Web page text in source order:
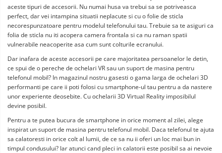
aceste tipuri de accesorii. Nu numai husa va trebui sa se potriveasca
perfect, dar vei intampina situatii neplacute si cu o folie de sticla
necorespunzatoare pentru modelul telefonului tau. Trebuie sa te asiguri ca
folia de sticla nu iti acopera camera frontala si ca nu raman spatii
vulnerabile neacoperite asa cum sunt colturile ecranului.
Dar inafara de aceste accesorii pe care majoritatea persoanelor le detin,
ce spui de o pereche de ochelari VR sau un suport de masina pentru
telefonul mobil? In magazinul nostru gasesti o gama larga de ochelari 3D
performanti pe care ii poti folosi cu smartphone-ul tau pentru a da nastere
unor experiente deosebite. Cu ochelarii 3D Virtual Reality imposibilul
devine posibil.
Pentru a te putea bucura de smartphone in orice moment al zilei, alege
inspirat un suport de masina pentru telefonul mobil. Daca telefonul te ajuta
sa calatoresti in orice colt al lumii, de ce sa nu ii oferi un loc mai bun in
timpul condusului? Iar atunci cand pleci in calatorii este posibil sa ai nevoie